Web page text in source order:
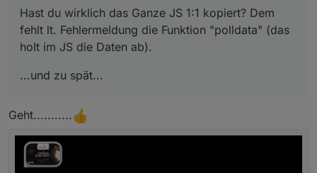
Hast du wirklich das Ganze JS 1:1 kopiert? Dem
fehlt lt. Fehlermeldung die Funktion "polldata" (das
holt im JS die Daten ab).
...und zu spät...
Geht...........